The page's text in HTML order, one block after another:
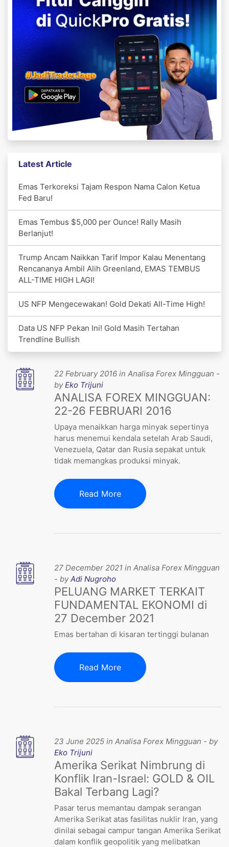
Latest Article
Emas Terkoreksi Tajam Respon Nama Calon Ketua
Fed Baru!
Emas Tembus $5,000 per Ounce! Rally Masih
Berlanjut!
Trump Ancam Naikkan Tarif Impor Kalau Menentang
Rencananya Ambil Alih Greenland, EMAS TEMBUS
ALL-TIME HIGH LAGI!
US NFP Mengecewakan! Gold Dekati All-Time High!
Data US NFP Pekan Ini! Gold Masih Tertahan
Trendline Bullish
22 February 2016 in Analisa Forex Mingguan -
byEko Trijuni
ANALISA FOREX MINGGUAN:
22-26 FEBRUARI 2016
Upaya menaikkan harga minyak sepertinya
harus menemui kendala setelah Arab Saudi,
Venezuela, Qatar dan Rusia sepakat untuk
tidak memangkas produksi minyak.
Read More
27 December 2021 in Analisa Forex Mingguan
- byAdi Nugroho
PELUANG MARKET TERKAIT
FUNDAMENTAL EKONOMI di
27 December 2021
Emas bertahan di kisaran tertinggi bulanan
Read More
23 June 2025 in Analisa Forex Mingguan - by
Eko Trijuni
Amerika Serikat Nimbrung di
Konflik Iran-Israel: GOLD & OIL
Bakal Terbang Lagi?
Pasar terus memantau dampak serangan
Amerika Serikat atas fasilitas nuklir Iran, yang
dinilai sebagai campur tangan Amerika Serikat
dalam konflik geopolitik yang melibatkan